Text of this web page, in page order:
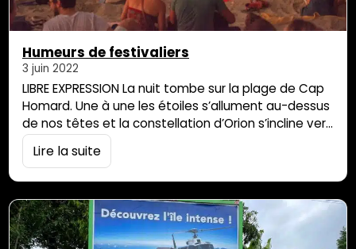
Humeurs de festivaliers
3 juin 2022
LIBRE EXPRESSION La nuit tombe sur la plage de Cap
Homard. Une à une les étoiles s’allument au-dessus
de nos têtes et la constellation d’Orion s’incline vers
l’ouest. Une légère brise nous apporte un petit air
rafraichissant venu des reliefs qui nous dominent.
installé…
Lire la suite